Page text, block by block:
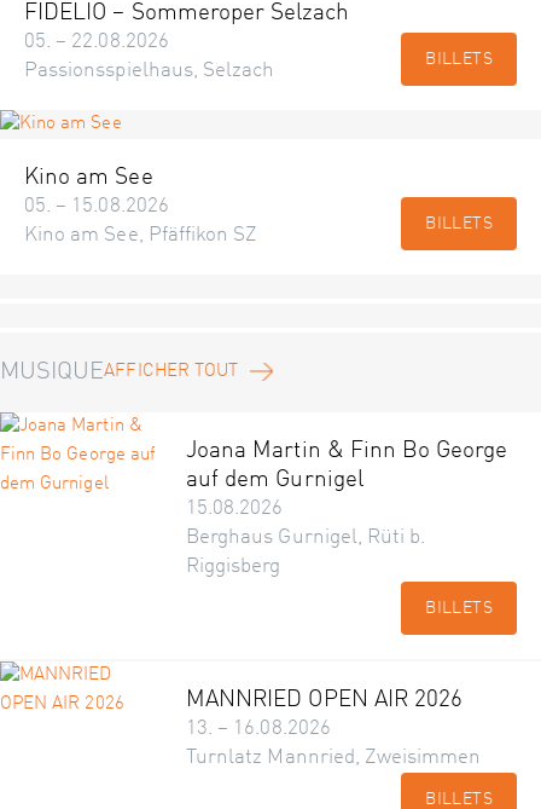
FIDELIO – Sommeroper Selzach
05. – 22.08.2026
Passionsspielhaus, Selzach
BILLETS
Kino am See
05. – 15.08.2026
Kino am See, Pfäffikon SZ
BILLETS
MUSIQUEAFFICHER TOUT
Joana Martin & Finn Bo George
auf dem Gurnigel
15.08.2026
Berghaus Gurnigel, Rüti b.
Riggisberg
BILLETS
MANNRIED OPEN AIR 2026
13. – 16.08.2026
Turnlatz Mannried, Zweisimmen
BILLETS